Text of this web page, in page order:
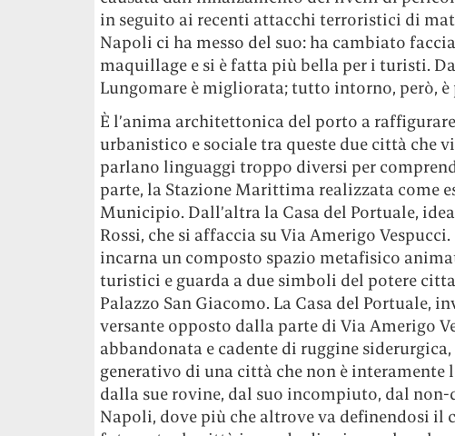
in seguito ai recenti attacchi terroristici di
Napoli ci ha messo del suo: ha cambiato
maquillage e si è fatta più bella per i turisti.
Lungomare è migliorata; tutto intorno, però, è
È l’anima architettonica del porto a
urbanistico e sociale tra queste due città che
parlano linguaggi troppo diversi per
parte, la Stazione Marittima realizzata come
Municipio. Dall’altra la Casa del Portuale,
Rossi, che si affaccia su Via Amerigo
incarna un composto spazio metafisico
turistici e guarda a due simboli del potere
Palazzo San Giacomo. La Casa del Portuale,
versante opposto dalla parte di Via Amerigo
abbandonata e cadente di ruggine
generativo di una città che non è interamente
dalla sue rovine, dal suo incompiuto, dal
Napoli, dove più che altrove va definendosi il